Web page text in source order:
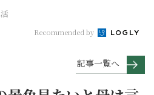
Recommended by
記事一覧へ